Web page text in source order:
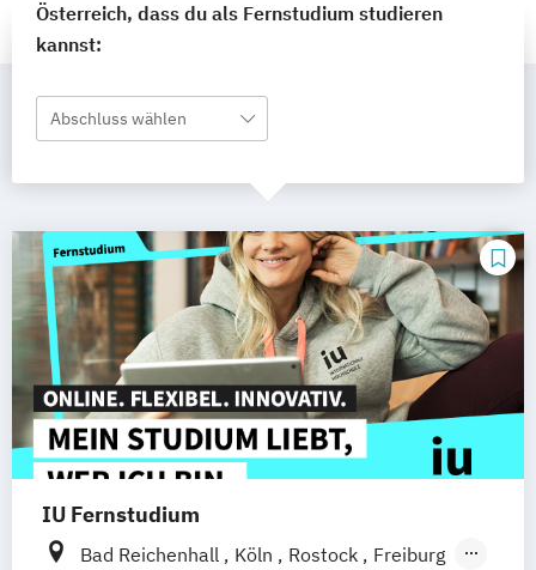
Österreich, dass du als Fernstudium studieren
kannst:
Abschluss wählen
IU Fernstudium
Bad Reichenhall Köln Rostock
Freiburg